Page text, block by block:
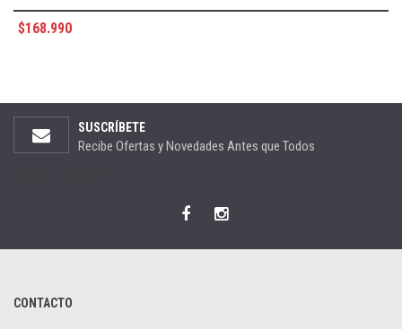
$168.990
SUSCRÍBETE
Recibe Ofertas y Novedades Antes que Todos
CONTACTO